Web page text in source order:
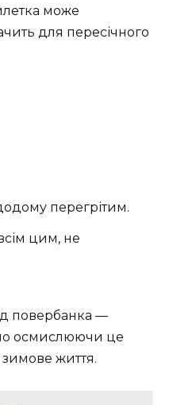
може
для пересічного
перегрітим.
цим, не
повербанка —
осмислюючи це
життя.